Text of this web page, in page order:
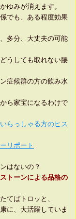
ゆみが消えます。
でも、ある程度効果
多分、大丈夫の可能
うしても取れない腰
症候群の方の飲み水
ら家宝になるわけで
らっしゃる方のヒス
リポート
はないの？
トーンによる品格の
てばトロッと、
に、大活躍していま